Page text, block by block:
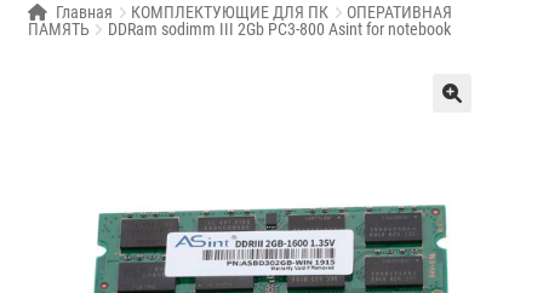
Главная КОМПЛЕКТУЮЩИЕ ДЛЯ ПК
ОПЕРАТИВНАЯ
ПАМЯТЬ
DDRam sodimm III 2Gb PC3-800 Asint for notebook